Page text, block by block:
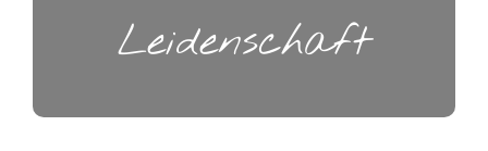
Leidenschaft